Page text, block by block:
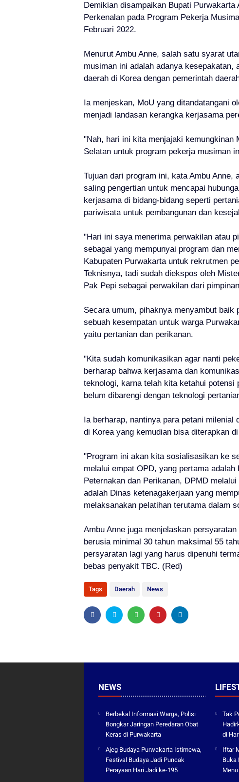
Demikian disampaikan Bupati
Perkenalan pada Program Pekerja
Februari 2022.
Menurut Ambu Anne, salah satu syarat
musiman ini adalah adanya
daerah di Korea dengan pemerintah
Ia menjeskan, MoU yang ditandatangani
menjadi landasan kerangka kerjasama
"Nah, hari ini kita menjajaki kemungkinan
Selatan untuk program pekerja musiman
Tujuan dari program ini, kata Ambu Anne,
saling pengertian untuk mencapai
kerjasama di bidang-bidang seperti
pariwisata untuk pembangunan dan
"Hari ini saya menerima perwakilan atau
sebagai yang mempunyai program dan
Kabupaten Purwakarta untuk rekrutmen
Teknisnya, tadi sudah diekspos oleh
Pak Pepi sebagai perwakilan dari
Secara umum, pihaknya menyambut
sebuah kesempatan untuk warga
yaitu pertanian dan perikanan.
"Kita sudah komunikasikan agar nanti
berharap bahwa kerjasama dan
teknologi, karna telah kita ketahui
belum dibarengi dengan teknologi
Ia berharap, nantinya para petani
di Korea yang kemudian bisa diterapkan
"Program ini akan kita sosialisasikan ke
melalui empat OPD, yang pertama
Peternakan dan Perikanan, DPMD
adalah Dinas ketenagakerjaan yang
melaksanakan pelatihan terutama dalam
Ambu Anne juga menjelaskan
berusia minimal 30 tahun maksimal 55
persyaratan lagi yang harus dipenuhi
bebas penyakit TBC. (Red)
Tags Daerah News
NEWS
Berbekal Informasi Warga, Polisi
Bongkar Jaringan Peredaran Obat
Keras di Purwakarta
Ajeg Budaya Purwakarta Istimewa,
Festival Budaya Jadi Puncak
Perayaan Hari Jadi ke-195
Tak
di
Iftar
Buka